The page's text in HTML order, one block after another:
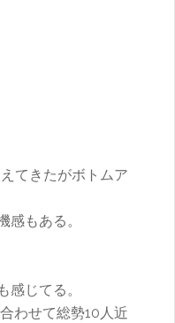
てきたがボトムア
もある。
じてる。
わせて総勢10人近